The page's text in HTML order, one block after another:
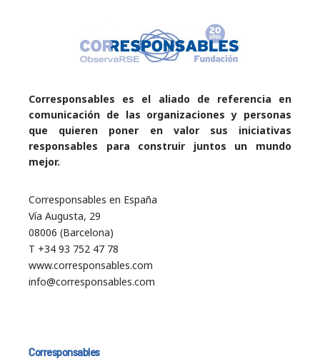
Corresponsables es el aliado de referencia en
comunicación de las organizaciones y personas
que quieren poner en valor sus iniciativas
responsables para construir juntos un mundo
mejor.
Corresponsables en España
Vía Augusta, 29
08006 (Barcelona)
T +34 93 752 47 78
www.corresponsables.com
info@corresponsables.com
Corresponsables